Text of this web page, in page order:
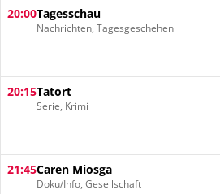
20:00Tagesschau
Nachrichten, Tagesgeschehen
20:15Tatort
Serie, Krimi
21:45Caren Miosga
Doku/Info, Gesellschaft